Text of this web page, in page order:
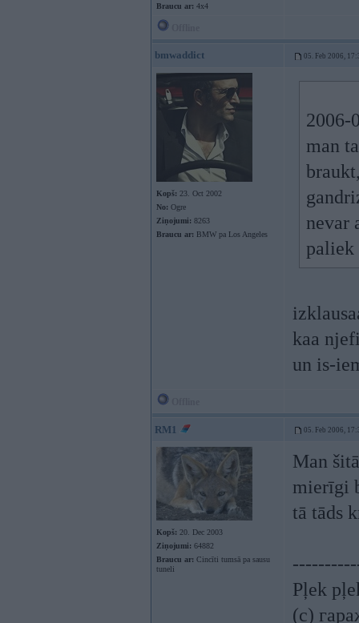
Braucu ar: 4x4
bmwaddict 05. Feb 2006,
Kopš: 23. Oct 2002
No: Ogre
Ziņojumi: 8263
Braucu ar: BMW pa Los Angeles
2006-
man
nevar
kaa
un is-
RM1 05. Feb 2006,
Kopš: 20. Dec 2003
Ziņojumi: 64882
Braucu ar: Cincīti tumsā pa sausu
tuneli
Man
mierīgi
tā tāds
Pļek
(c)